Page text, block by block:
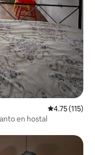
Calificación
4.75 (115)
en hostal